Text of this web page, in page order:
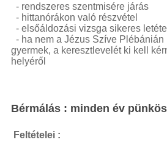
laser
pointerdiode
laser
- rendszeres szentmisére járás
- hittanórákon való részvétel
- elsőáldozási vizsga sikeres
- ha nem a Jézus Szíve Plébánián
gyermek, a keresztlevelét ki kell
helyéről
Bérmálás : minden év
Feltételei :